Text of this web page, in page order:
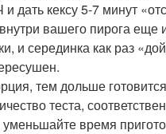
дать кексу 5-7 минут
вашего пирога еще
и серединка как раз
тем дольше
теста,
время